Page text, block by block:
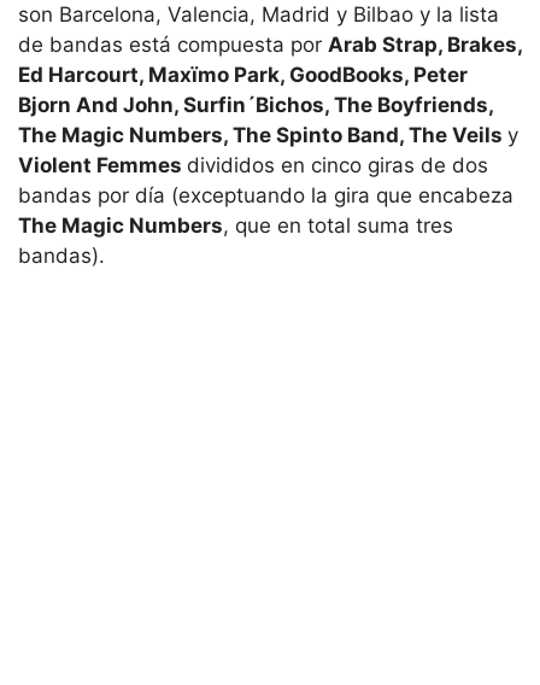
son Barcelona, Valencia, Madrid y Bilbao y la lista
de bandas está compuesta por Arab Strap, Brakes,
Ed Harcourt, Maxïmo Park, GoodBooks, Peter
Bjorn And John, Surfin´Bichos, The Boyfriends,
The Magic Numbers, The Spinto Band, The Veils y
Violent Femmes divididos en cinco giras de dos
bandas por día (exceptuando la gira que encabeza
The Magic Numbers, que en total suma tres
bandas).